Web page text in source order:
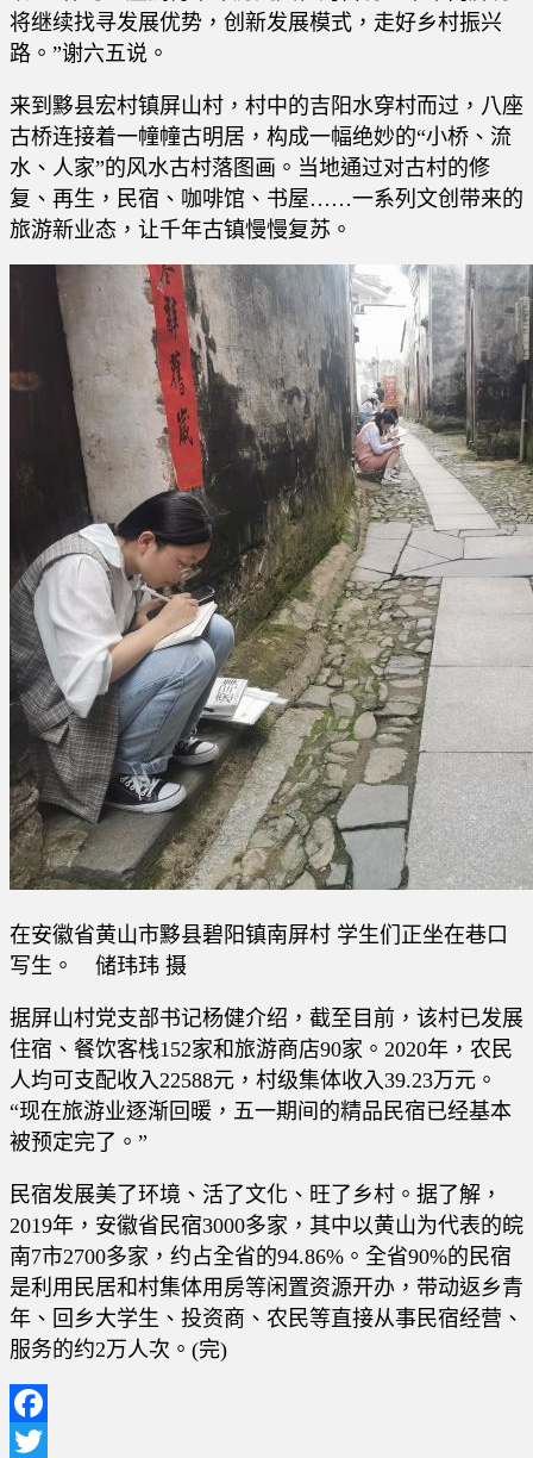
将继续找寻发展优势，创新发展模式，走好乡村振兴
路。”谢六五说。
来到黟县宏村镇屏山村，村中的吉阳水穿村而过，八座
古桥连接着一幢幢古明居，构成一幅绝妙的“小桥、流
水、人家”的风水古村落图画。当地通过对古村的修
复、再生，民宿、咖啡馆、书屋……一系列文创带来的
旅游新业态，让千年古镇慢慢复苏。
在安徽省黄山市黟县碧阳镇南屏村 学生们正坐在巷口
写生。 储玮玮 摄
据屏山村党支部书记杨健介绍，截至目前，该村已发展
住宿、餐饮客栈152家和旅游商店90家。2020年，农民
人均可支配收入22588元，村级集体收入39.23万元。
“现在旅游业逐渐回暖，五一期间的精品民宿已经基本
被预定完了。”
民宿发展美了环境、活了文化、旺了乡村。据了解，
2019年，安徽省民宿3000多家，其中以黄山为代表的皖
南7市2700多家，约占全省的94.86%。全省90%的民宿
是利用民居和村集体用房等闲置资源开办，带动返乡青
年、回乡大学生、投资商、农民等直接从事民宿经营、
服务的约2万人次。(完)
Facebook